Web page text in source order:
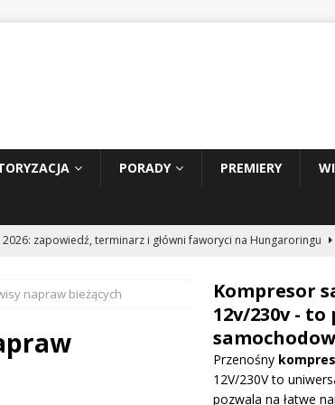
PORADY PREMIERY
2026: zapowiedź, terminarz i główni faworyci na Hungaroringu
2: Tom Cruise wraca za kierownicę NASCAR
dużą aktualizację na GP Węgier i testuje skrzydło
napraw bieżących
Kompresor
12v/230v -
Przenośny
12V/230V to
pozwala na łatwe